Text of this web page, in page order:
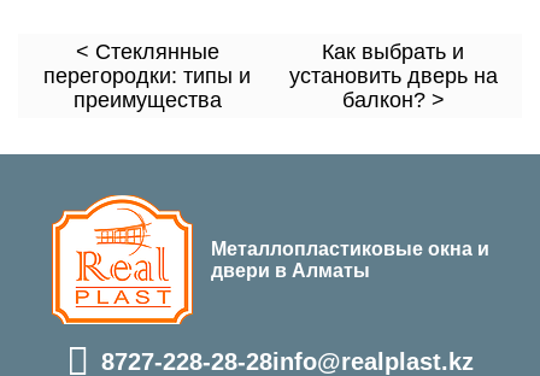
< Стеклянные
перегородки: типы и
преимущества
Как выбрать и
установить дверь на
балкон? >
Металлопластиковые окна и
двери в Алматы
8727-228-28-28info@realplast.kz